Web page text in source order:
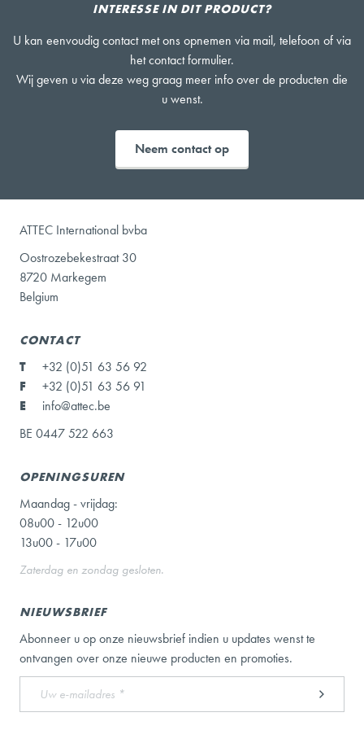
INTERESSE IN DIT PRODUCT?
U kan eenvoudig contact met ons opnemen via mail, telefoon of via
het contact formulier.
Wij geven u via deze weg graag meer info over de producten die
u wenst.
Neem contact op
ATTEC International bvba
Oostrozebekestraat 30
8720 Markegem
Belgium
CONTACT
T
+32 (0)51 63 56 92
F
+32 (0)51 63 56 91
E
info@attec.be
BE 0447 522 663
OPENINGSUREN
Maandag - vrijdag:
08u00 - 12u00
13u00 - 17u00
Zaterdag en zondag gesloten.
NIEUWSBRIEF
Abonneer u op onze nieuwsbrief indien u updates wenst te
ontvangen over onze nieuwe producten en promoties.